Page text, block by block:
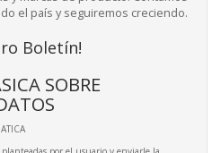
el país y seguiremos creciendo.
Boletín!
SOBRE